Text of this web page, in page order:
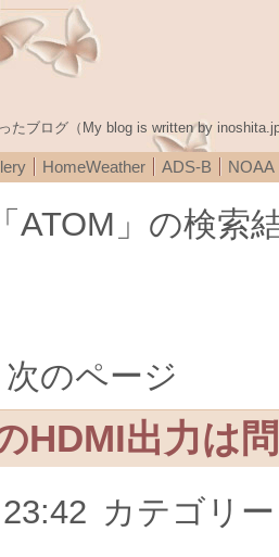
たブログ（My blog is written by
HomeWeather ADS-B NOAA
ATOM」の検索
次のページ
HDMI出力は
カテゴリ